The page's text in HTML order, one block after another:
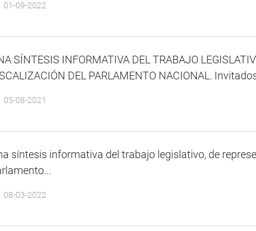
01-09-2022
SÍNTESIS INFORMATIVA DEL TRABAJO
DEL PARLAMENTO NACIONAL.
05-08-2021
síntesis informativa del trabajo legislativo, de
08-03-2022